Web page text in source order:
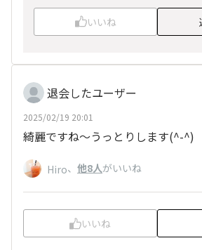
いいね
退会したユーザー
2025/02/19 20:01
綺麗ですね～うっとりします(^-^)
Hiro、 他8人がいいね
いいね